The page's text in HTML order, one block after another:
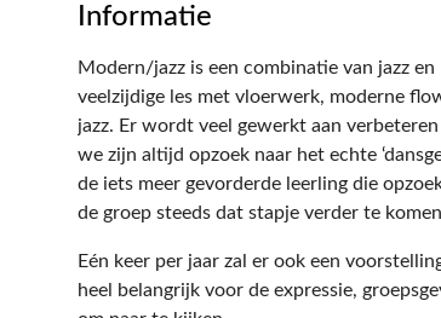
Informatie
Modern/jazz is een combinatie van jazz
veelzijdige les met vloerwerk, moderne
jazz. Er wordt veel gewerkt aan
we zijn altijd opzoek naar het echte
de iets meer gevorderde leerling die
de groep steeds dat stapje verder te
Eén keer per jaar zal er ook een
heel belangrijk voor de expressie,